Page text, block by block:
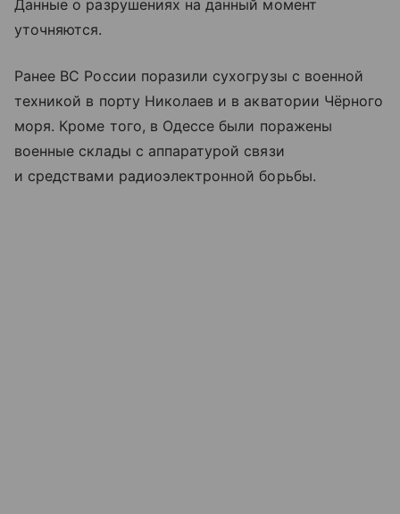
Данные о разрушениях на данный момент
уточняются.
Ранее ВС России поразили сухогрузы с военной
техникой в порту Николаев и в акватории Чёрного
моря. Кроме того, в Одессе были поражены
военные склады с аппаратурой связи
и средствами радиоэлектронной борьбы.